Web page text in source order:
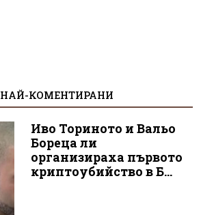
НАЙ-КОМЕНТИРАНИ
Иво Ториното и Вальо
Бореца ли
организираха първото
криптоубийство в Б...